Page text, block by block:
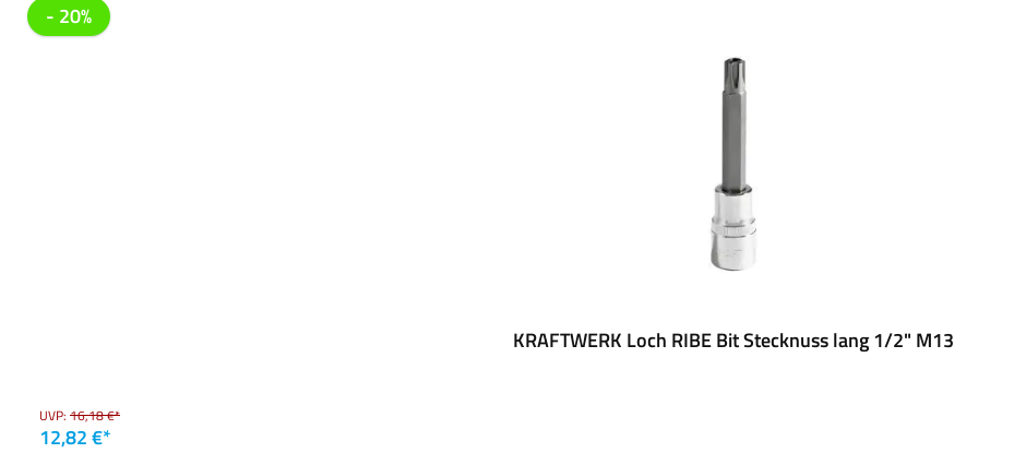
- 20%
KRAFTWERK Loch RIBE Bit Stecknuss lang 1/2" M13
UVP: 16,18 €*
12,82 €*